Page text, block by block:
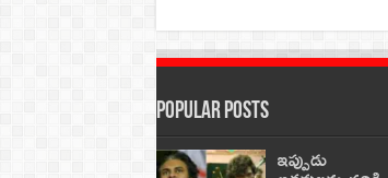
Popular Posts
ఇప్పుడు